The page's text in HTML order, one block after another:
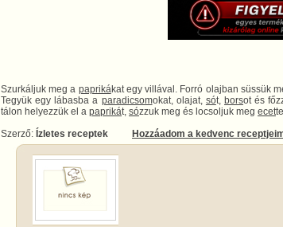
Szurkáljuk meg a paprikákat egy villával. Forró olajban süssük
Tegyük egy lábasba a paradicsomokat, olajat, sót, borsot és
tálon helyezzük el a paprikát, sózzuk meg és locsoljuk meg ecet
Szerző: Ízletes receptek Hozzáadom a kedvenc